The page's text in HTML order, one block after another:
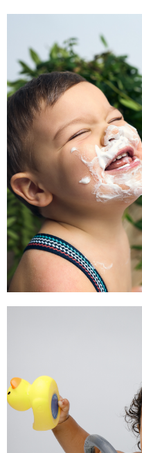
Offrez une
naissance à
Offrez une
cake pour le